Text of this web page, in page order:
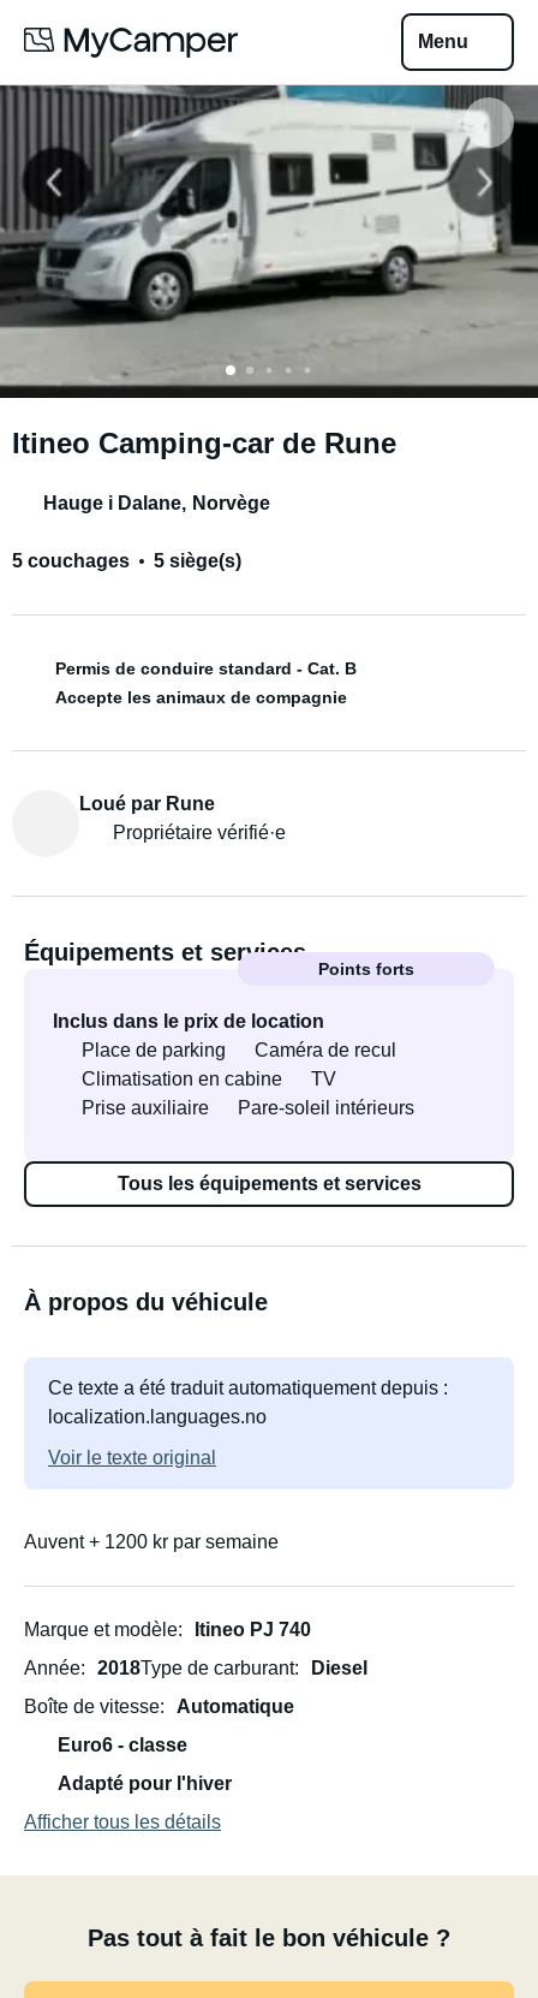
Menu
Itineo Camping-car de Rune
Hauge i Dalane, Norvège
5 couchages 5 siège(s)
Permis de conduire standard - Cat. B
Accepte les animaux de compagnie
Loué par Rune
Propriétaire vérifié·e
Équipements et services
Points forts
Inclus dans le prix de location
Place de parking
Caméra de recul
Climatisation en cabine
TV
Prise auxiliaire
Pare-soleil intérieurs
Tous les équipements et services
À propos du véhicule
Ce texte a été traduit automatiquement depuis :
localization.languages.no
Voir le texte original
Auvent + 1200 kr par semaine
Marque et modèle
Itineo PJ 740
Année
2018Type de carburant
Diesel
Boîte de vitesse
Automatique
Euro6 - classe
Adapté pour l'hiver
Afficher tous les détails
Pas tout à fait le bon véhicule ?